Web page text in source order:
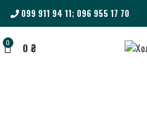
099 911 94 11; 096 955 17 70
0 0 ₴